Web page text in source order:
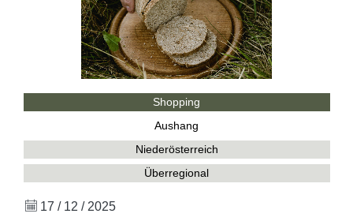
Shopping
Aushang
Niederösterreich
Überregional
17 / 12 / 2025